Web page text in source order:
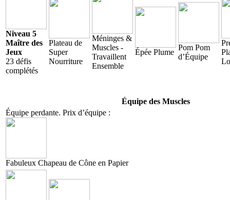
Niveau 5
Maître des
Jeux
23 défis
complétés
Plateau de
Super
Nourriture
Méninges &
Muscles -
Travaillent
Ensemble
Épée Plume
Pom Pom
d’Équipe
Équipe des Muscles
Équipe perdante. Prix d’équipe :
Fabuleux Chapeau de Cône en Papier